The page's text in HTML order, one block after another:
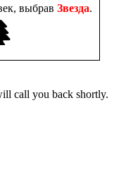
выбрав Звезда.
call you back shortly.